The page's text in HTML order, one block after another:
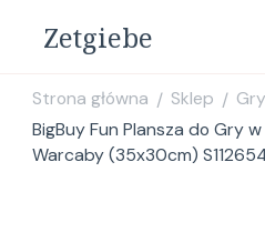
Zetgiebe
Strona główna / Sklep /
BigBuy Fun Plansza do Gry
Warcaby (35x30cm)